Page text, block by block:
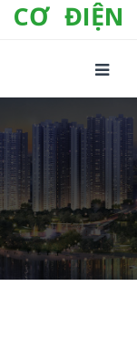
CƠ ĐIỆN
M&E
Văn Thụ, Q.
Fax: +(84-24) 3 632 1297
www.megroup.vn